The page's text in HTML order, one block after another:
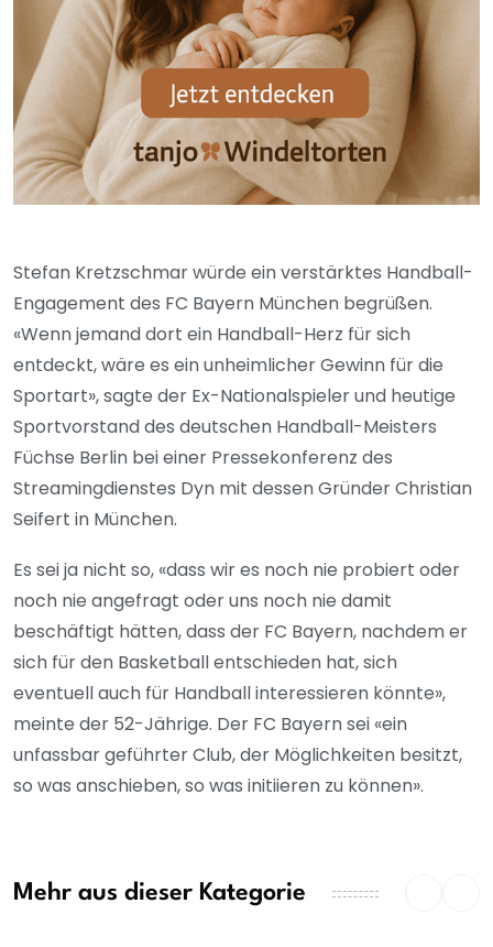
Stefan Kretzschmar würde ein verstärktes Handball-
Engagement des FC Bayern München begrüßen.
«Wenn jemand dort ein Handball-Herz für sich
entdeckt, wäre es ein unheimlicher Gewinn für die
Sportart», sagte der Ex-Nationalspieler und heutige
Sportvorstand des deutschen Handball-Meisters
Füchse Berlin bei einer Pressekonferenz des
Streamingdienstes Dyn mit dessen Gründer Christian
Seifert in München.
Es sei ja nicht so, «dass wir es noch nie probiert oder
noch nie angefragt oder uns noch nie damit
beschäftigt hätten, dass der FC Bayern, nachdem er
sich für den Basketball entschieden hat, sich
eventuell auch für Handball interessieren könnte»,
meinte der 52-Jährige. Der FC Bayern sei «ein
unfassbar geführter Club, der Möglichkeiten besitzt,
so was anschieben, so was initiieren zu können».
Mehr aus dieser Kategorie